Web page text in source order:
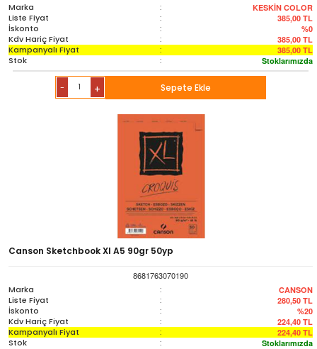
Marka
: KESKİN COLOR
Liste Fiyat : 385,00 TL
İskonto : %0
Kdv Hariç Fiyat : 385,00 TL
Kampanyalı Fiyat : 385,00 TL
Stok : Stoklarımızda
- + Sepete Ekle
Canson Sketchbook Xl A5 90gr 50yp
8681763070190
Marka
: CANSON
Liste Fiyat : 280,50 TL
İskonto : %20
Kdv Hariç Fiyat : 224,40 TL
Kampanyalı Fiyat : 224,40 TL
Stok : Stoklarımızda